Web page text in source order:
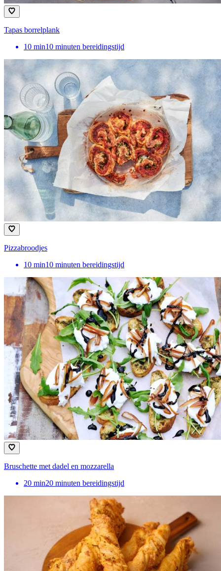
Tapas borrelplank
10 min10 minuten bereidingstijd
Pizzabroodjes
10 min10 minuten bereidingstijd
Bruschette met dadel en mozzarella
20 min20 minuten bereidingstijd